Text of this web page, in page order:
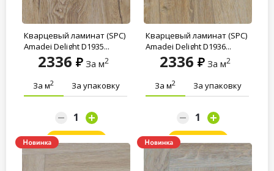
Кварцевый ламинат (SPC)
Amadei Delight D1935...
2336 За м2
За м2 За упаковку
Заказать
Кварцевый ламинат (SPC)
Amadei Delight D1936...
2336 За м2
За м2 За упаковку
Заказать